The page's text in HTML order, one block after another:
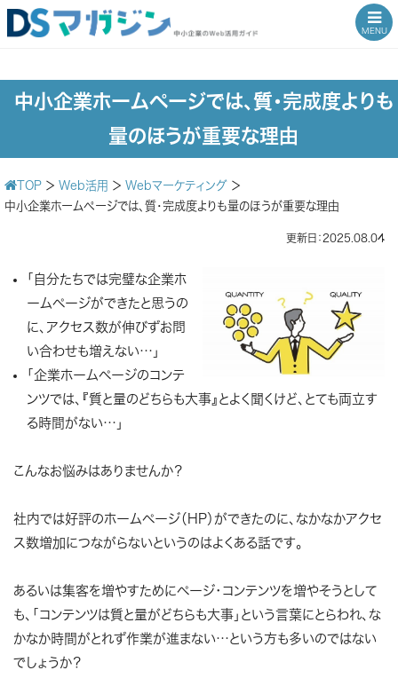
MENU
中小企業ホームページでは、質・完成度よりも
量のほうが重要な理由
TOP ＞ Web活用 ＞ Webマーケティング ＞
中小企業ホームページでは、質・完成度よりも量のほうが重要な理由
更新日：2025.08.04
「自分たちでは完璧な企業ホ
ームページができたと思うの
に、アクセス数が伸びずお問
い合わせも増えない…」
「企業ホームページのコンテ
ンツでは、『質と量のどちらも大事』とよく聞くけど、とても両立す
る時間がない…」
こんなお悩みはありませんか？
社内では好評のホームページ（HP）ができたのに、なかなかアクセ
ス数増加につながらないというのはよくある話です。
あるいは集客を増やすためにページ・コンテンツを増やそうとして
も、「コンテンツは質と量がどちらも大事」という言葉にとらわれ、な
かなか時間がとれず作業が進まない…という方も多いのではない
でしょうか？